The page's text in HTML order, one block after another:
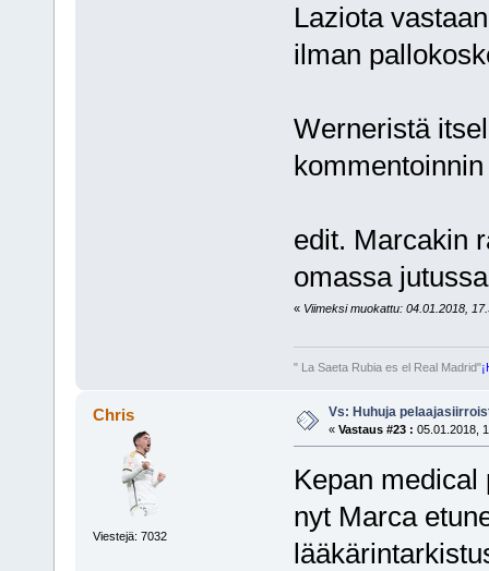
Laziota
ilman
Werneristä
edit. Marcakin
omassa
« Viimeksi muokattu: 04.01.2018,
" La Saeta Rubia es el Real Madrid"
Chris
Viestejä: 7032
Vs: Huhuja
« Vastaus #23 : 05.01.2018,
Kepan
nyt Marca